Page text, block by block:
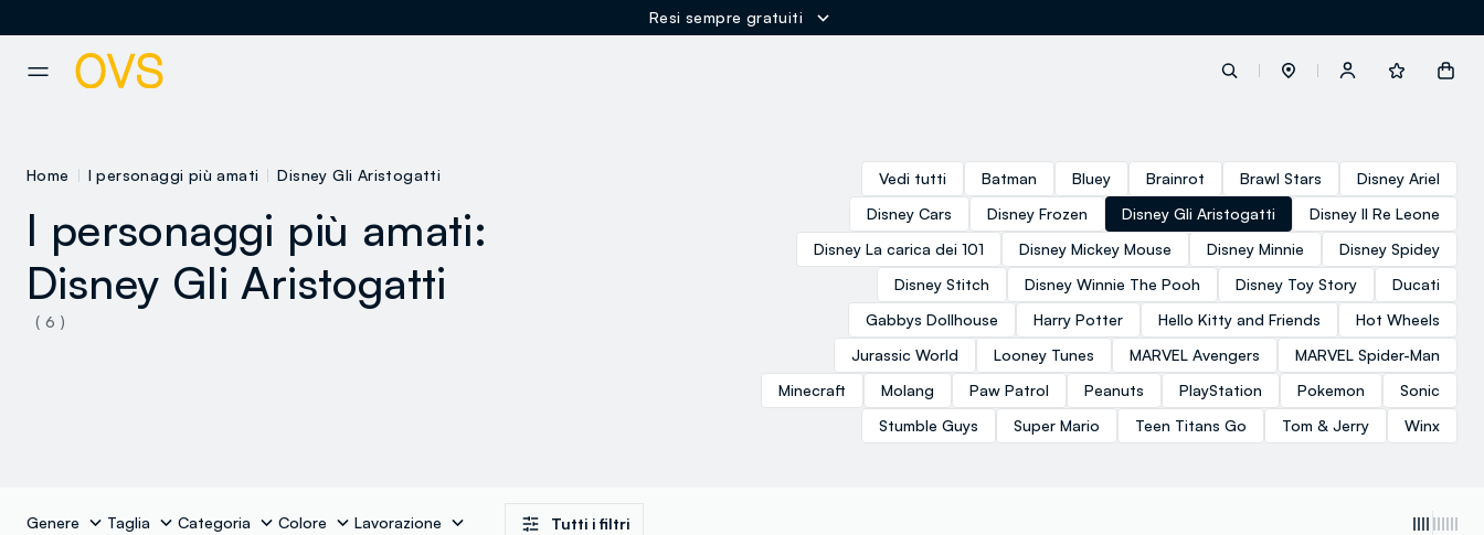
Resi sempre gratuiti
label.account.login
button.loginandregister
button.order.tracking
loyalty.euro.points
Home I personaggi più amati Disney Gli Aristogatti
I personaggi più amati:
Disney Gli Aristogatti
( 6 )
Vedi tutti Batman Bluey Brainrot Brawl Stars
Disney Ariel
Disney Cars
Disney Frozen Disney Gli Aristogatti
Disney Il Re Leone
Disney La carica dei 101
Disney Mickey Mouse Disney Minnie
Disney Spidey
Disney Stitch
Disney Winnie The Pooh Disney Toy Story
Ducati
Gabbys Dollhouse
Harry Potter Hello Kitty and Friends
Hot Wheels
Jurassic World
Looney Tunes MARVEL Avengers
MARVEL Spider-Man
Minecraft
Molang Paw Patrol Peanuts PlayStation Pokemon
Sonic
Stumble Guys
Super Mario Teen Titans Go Tom & Jerry Winx
Genere Taglia Categoria Colore Lavorazione Tutti i filtri